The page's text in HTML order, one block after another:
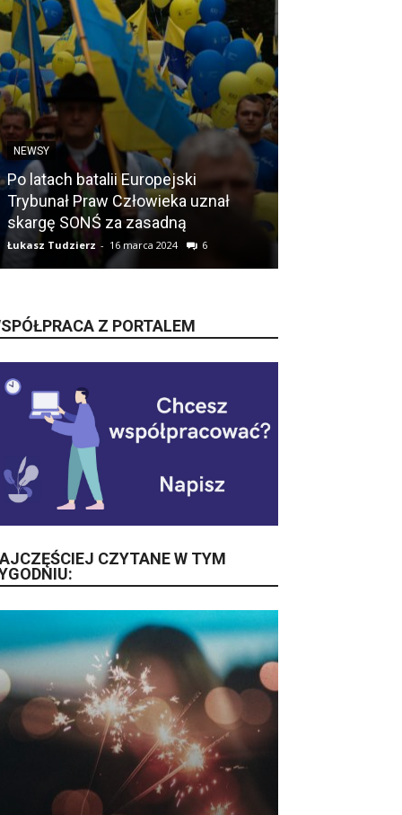
NEWSY
Po latach batalii Europejski
Trybunał Praw Człowieka uznał
skargę SONŚ za zasadną
Łukasz Tudzierz - 16 marca 2024 6
Z PORTALEM
CZYTANE W TYM